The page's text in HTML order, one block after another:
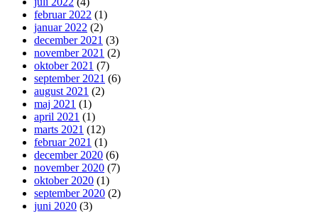
februar 2022 (1)
januar 2022 (2)
december 2021 (3)
november 2021 (2)
oktober 2021 (7)
september 2021 (6)
august 2021 (2)
maj 2021 (1)
april 2021 (1)
marts 2021 (12)
februar 2021 (1)
december 2020 (6)
november 2020 (7)
oktober 2020 (1)
september 2020 (2)
juni 2020 (3)